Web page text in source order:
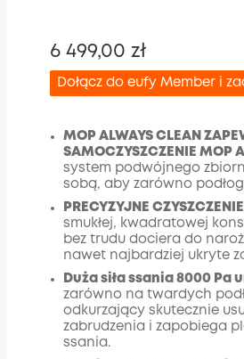
6 499,00 zł
Dołącz do eufy Member i
Wyłączony
MOP ALWAYS CLEAN
SAMOCZYSZCZENIE MOP
system podwójnego
sobą, aby zarówno
PRECYZYJNE
smukłej, kwadratowej
bez trudu dociera do
nawet najbardziej ukryte
Duża siła ssania 8000
zarówno na twardych
odkurzający skutecznie
zabrudzenia i zapobiega
ssania.